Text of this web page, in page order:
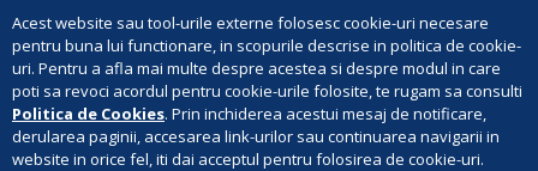
Acest website sau tool-urile externe folosesc cookie-uri necesare
pentru buna lui functionare, in scopurile descrise in politica de cookie-
uri. Pentru a afla mai multe despre acestea si despre modul in care
poti sa revoci acordul pentru cookie-urile folosite, te rugam sa consulti
Politica de Cookies. Prin inchiderea acestui mesaj de notificare,
derularea paginii, accesarea link-urilor sau continuarea navigarii in
website in orice fel, iti dai acceptul pentru folosirea de cookie-uri.